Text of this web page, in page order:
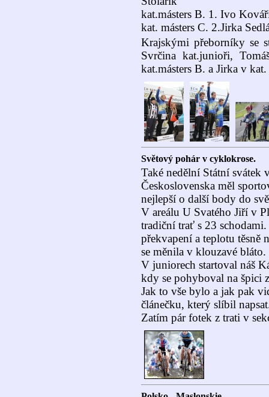
kat.másters B. 1. Ivo
kat. másters C. 2.Jirka
Krajskými přeborníky se
Svrčina kat.junioři,
kat.másters B. a Jirka v kat.
Světový pohár v cyklokrose.
Také nedělní Státní svátek
Československa měl
nejlepší o další body do
V areálu U Svatého Jiří v
tradiční trať s 23
překvapení a teplotu těsně
se měnila v klouzavé bláto.
V juniorech startoval náš
kdy se pohyboval na špici
Jak to vše bylo a jak pak
článečku, který slíbil
Zatím pár fotek z trati v